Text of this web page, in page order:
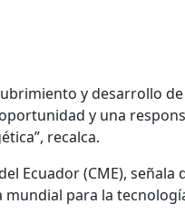
y desarrollo
y una
recalca.
Ecuador (CME), señala
para la